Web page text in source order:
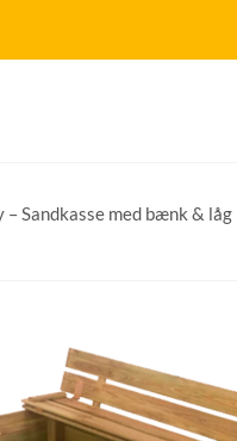
– Sandkasse med bænk &